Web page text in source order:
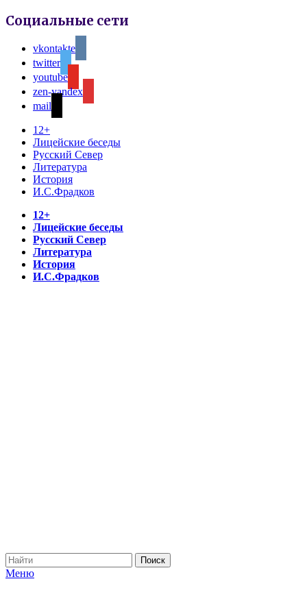
Социальные сети
vkontakte
twitter
youtube
zen-yandex
mail
12+
Лицейские беседы
Русский Север
Литература
История
И.С.Фрадков
12+
Лицейские беседы
Русский Север
Литература
История
И.С.Фрадков
Меню